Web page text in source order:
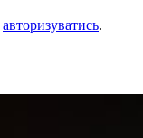
авторизуватись.